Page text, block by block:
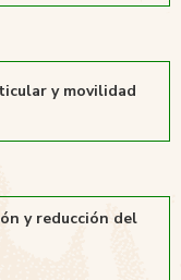
y movilidad
y reducción del